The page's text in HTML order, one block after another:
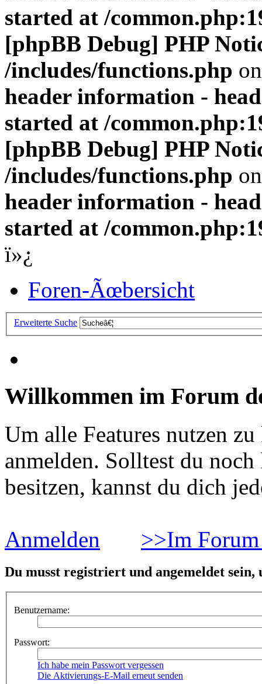
started at /
[phpBB Debug] PHP
/includes/functions.php
header information -
started at /
[phpBB Debug] PHP
/includes/functions.php
header information -
started at /
ï»¿
Foren-Ãœbersicht
Erweiterte Suche
Willkommen im Forum
Um alle Features nutzen
anmelden. Solltest du
besitzen, kannst du dich
Anmelden >>Im
Du musst registriert und angemeldet
Benutzername:
Passwort:
Ich habe mein Passwort vergessen
Die Aktivierungs-E-Mail erneut senden